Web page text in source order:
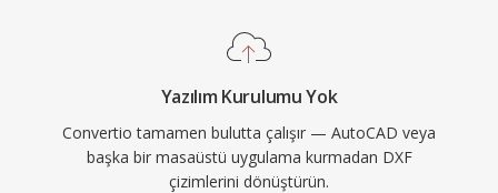
Yazılım Kurulumu Yok
Convertio tamamen bulutta çalışır — AutoCAD veya
başka bir masaüstü uygulama kurmadan DXF
çizimlerini dönüştürün.